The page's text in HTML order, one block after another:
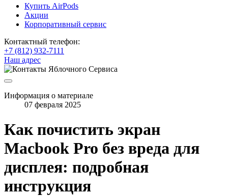
Купить AirPods
Акции
Корпоративный сервис
Контактный телефон:
+7 (812) 932-7111
Наш адрес
Информация о материале
07 февраля 2025
Как почистить экран
Macbook Pro без вреда для
дисплея: подробная
инструкция